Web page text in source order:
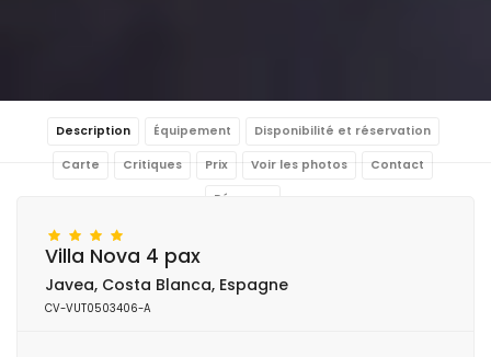
Description Équipement Disponibilité et réservation
Carte Critiques Prix Voir les photos Contact
Réserver
Villa Nova 4 pax
Javea, Costa Blanca, Espagne
CV-VUT0503406-A